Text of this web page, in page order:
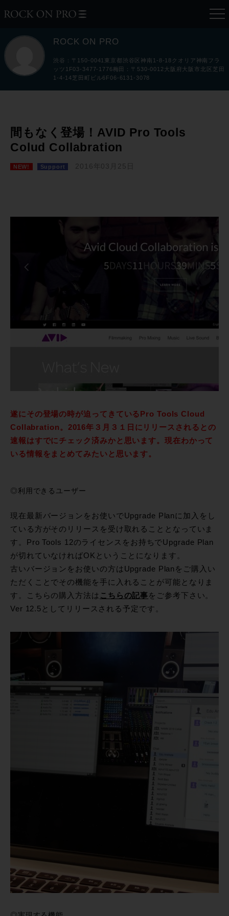
ROCK ON PRO
渋谷：〒150-0041東京都渋谷区神南1-8-18クオリア神南フラ
ッツ1F03-3477-1776梅田：〒530-0012大阪府大阪市北区芝田
1-4-14芝田町ビル6F06-6131-3078
間もなく登場！AVID Pro Tools
Colud Collabration
NEW! Support 2016年03月25日
遂にその登場の時が迫ってきているPro Tools Cloud
Collabration。2016年３月３１日にリリースされるとの
速報はすでにチェック済みかと思います。現在わかって
いる情報をまとめてみたいと思います。
◎利用できるユーザー
現在最新バージョンをお使いでUpgrade Planに加入をし
ている方がそのリリースを受け取れることとなっていま
す。Pro Tools 12のライセンスをお持ちでUpgrade Plan
が切れていなければOKということになります。
古いバージョンをお使いの方はUpgrade Planをご購入い
ただくことでその機能を手に入れることが可能となりま
す。こちらの購入方法は こちらの記事をご参考下さい。
Ver 12.5としてリリースされる予定です。